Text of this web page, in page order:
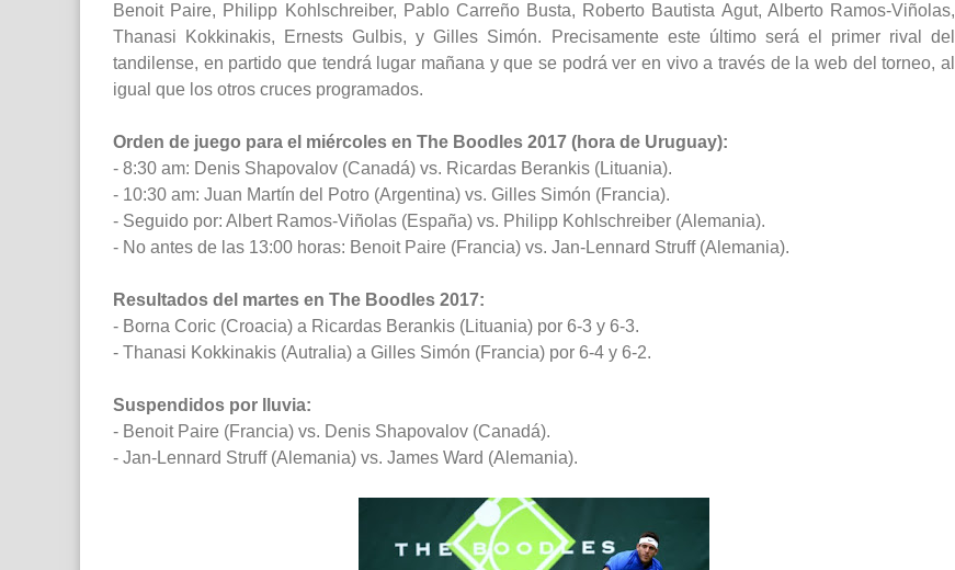
Benoit Paire, Philipp Kohlschreiber, Pablo Carreño Busta, Roberto Bautista Agut, Alberto Ramos-Viñolas,
Thanasi Kokkinakis, Ernests Gulbis, y Gilles Simón. Precisamente este último será el primer rival del
tandilense, en partido que tendrá lugar mañana y que se podrá ver en vivo a través de la web del torneo, al
igual que los otros cruces programados.
Orden de juego para el miércoles en The Boodles 2017 (hora de Uruguay):
- 8:30 am: Denis Shapovalov (Canadá) vs. Ricardas Berankis (Lituania).
- 10:30 am: Juan Martín del Potro (Argentina) vs. Gilles Simón (Francia).
- Seguido por: Albert Ramos-Viñolas (España) vs. Philipp Kohlschreiber (Alemania).
- No antes de las 13:00 horas: Benoit Paire (Francia) vs. Jan-Lennard Struff (Alemania).
Resultados del martes en The Boodles 2017:
- Borna Coric (Croacia) a Ricardas Berankis (Lituania) por 6-3 y 6-3.
- Thanasi Kokkinakis (Autralia) a Gilles Simón (Francia) por 6-4 y 6-2.
Suspendidos por lluvia:
- Benoit Paire (Francia) vs. Denis Shapovalov (Canadá).
- Jan-Lennard Struff (Alemania) vs. James Ward (Alemania).